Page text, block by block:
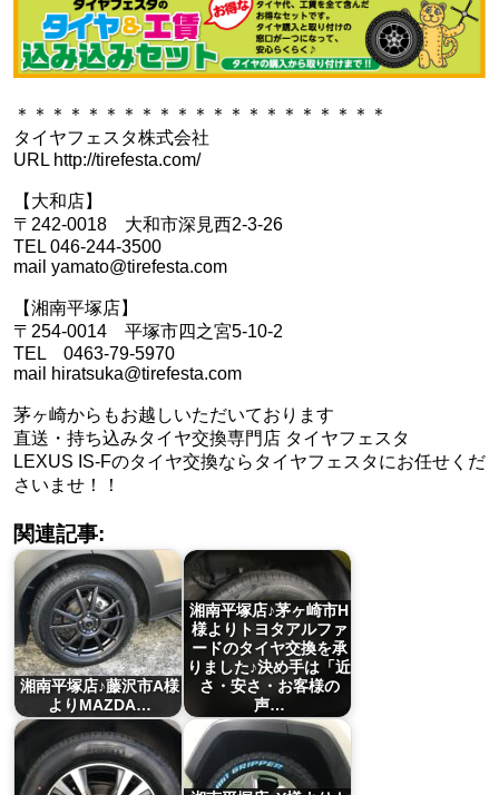
＊＊＊＊＊＊＊＊＊＊＊＊＊＊＊＊＊＊＊＊＊
タイヤフェスタ株式会社
URL http://tirefesta.com/
【大和店】
〒242-0018 大和市深見西2-3-26
TEL 046-244-3500
mail yamato@tirefesta.com
【湘南平塚店】
〒254-0014 平塚市四之宮5-10-2
TEL 0463-79-5970
mail hiratsuka@tirefesta.com
茅ヶ崎からもお越しいただいております
直送・持ち込みタイヤ交換専門店 タイヤフェスタ
LEXUS IS-Fのタイヤ交換ならタイヤフェスタにお任せくだ
さいませ！！
関連記事:
湘南平塚店♪藤沢市A様
よりMAZDA…
湘南平塚店♪茅ヶ崎市H
様よりトヨタアルファ
ードのタイヤ交換を承
りました♪決め手は「近
さ・安さ・お客様の
声…